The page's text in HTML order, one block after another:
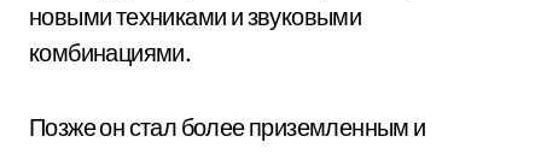
новыми техниками и звуковыми
комбинациями.
Позже он стал более приземленным и